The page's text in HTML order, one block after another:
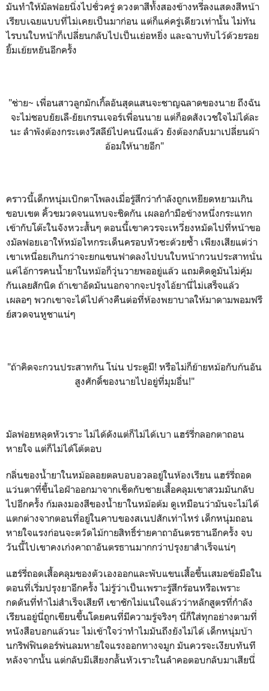
มันทำให้มัลฟอยนิ่งไปชั่วครู่ ดวงตาสีทั้งสองข้างหรี่ลงแสดงสีหน้า
เรียบเฉยแบบที่ไม่เคยเป็นมาก่อน แต่ก็แค่ครู่เดียวเท่านั้น ไม่ทัน
ไรบนใบหน้าก็เปลี่ยนกลับไปเป็นเย่อหยิ่ง และฉาบทับไว้ด้วยรอย
ยิ้มเย้ยหยันอีกครั้ง
"ช่าย~ เพื่อนสาวลูกมักเกิ้ลอันสุดแสนจะชาญฉลาดของนาย ถึงฉัน
จะไม่ชอบยัยเลื-ยัยเกรนเจอร์เพื่อนนาย แต่ก็อดสังเวชใจไม่ได้ละ
นะ ลำพังต้องกระเตงวีสลีย์ไปคนนึงแล้ว ยังต้องกลับมาเปลี่ยนผ้า
อ้อมให้นายอีก"
คราวนี้เด็กหนุ่มเบิกตาโพลงเมื่อรู้สึกว่ากำลังถูกเหยียดหยามเกิน
ขอบเขต คิ้วขมวดจนแทบจะชิดกัน เผลอกำมือข้างหนึ่งกระแทก
เข้ากับโต๊ะในจังหวะสั้นๆ ตอนนี้เขาควรจะเหวี่ยงหมัดไปที่หน้าขอ
งมัลฟอยเอาให้หม้อไหกระเด็นครอบหัวซะด้วยซ้ำ เพียงเสียแต่ว่า
เขาเหนื่อยเกินกว่าจะยกแขนฟาดลงไปบนใบหน้ากวนประสาทนั่น
แค่ไอ้การคนน้ำยาในหม้อก็วุ่นวายพออยู่แล้ว แถมคิดดูมันไม่คุ้ม
กันเลยสักนิด ถ้าเขาอัดมันนอกจากจะปรุงไอ้ยานี่ไม่เสร็จแล้ว
เผลอๆ พวกเขาจะได้ไปค้างคืนต่อที่ห้องพยาบาลให้มาดามพอมฟรี
ย์สวดจนหูชาแน่ๆ
"ถ้าคิดจะกวนประสาทกัน โน่น ประตูมี! หรือไม่ก็ย้ายหม้อกับก้นอัน
สูงศักดิ์ของนายไปอยู่ที่มุมอื่น!"
มัลฟอยหลุดหัวเราะ ไม่ได้ดังแต่ก็ไม่ได้เบา แฮร์รี่กลอกตาถอน
หายใจ แต่ก็ไม่ได้โต้ตอบ
กลิ่นของน้ำยาในหม้อลอยตลบอบอวลอยู่ในห้องเรียน แฮร์รี่ถอด
แว่นตาที่ขึ้นไอฝ้าออกมาจากเช็ดกับชายเสื้อคลุมเขาสวมมันกลับ
ไปอีกครั้ง ก้มลงมองสีของน้ำยาในหม้อต้ม ดูเหมือนว่ามันจะไม่ได้
แตกต่างจากตอนที่อยู่ในคาบของสเนปสักเท่าไหร่ เด็กหนุ่มถอน
หายใจแรงก่อนจะตวัดไม้กายสิทธิ์ร่ายคาถาอันตรธานอีกครั้ง จบ
วันนี้ไปเขาคงเก่งคาถาอันตรธานมากกว่าปรุงยาสำเร็จแน่ๆ
แฮร์รี่ถอดเสื้อคลุมของตัวเองออกและพับแขนเสื้อขึ้นเสมอข้อมือใน
ตอนที่เริ่มปรุงยาอีกครั้ง ไม่รู้ว่าเป็นเพราะรู้สึกร้อนหรือเพราะ
กดดันที่ทำไม่สำเร็จเสียที เขาชักไม่แน่ใจแล้วว่าหลักสูตรที่กำลัง
เรียนอยู่นี่ถูกเขียนขึ้นโดยคนที่มีความรู้จริงๆ นี่ก็ใส่ทุกอย่างตามที่
หนังสือบอกแล้วนะ ไม่เข้าใจว่าทำไมมันถึงยังไม่ได้ เด็กหนุ่มบ้า
นกริฟฟินดอร์พ่นลมหายใจแรงออกทางจมูก มันควรจะเงียบทันที
หลังจากนั้น แต่กลับมีเสียงกลั้นหัวเราะในลำคอตอบกลับมาเสียนี่